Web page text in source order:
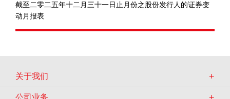
截至二零二五年十二月三十一日止月份之股份发行人的证券变
动月报表
关于我们
公司业务